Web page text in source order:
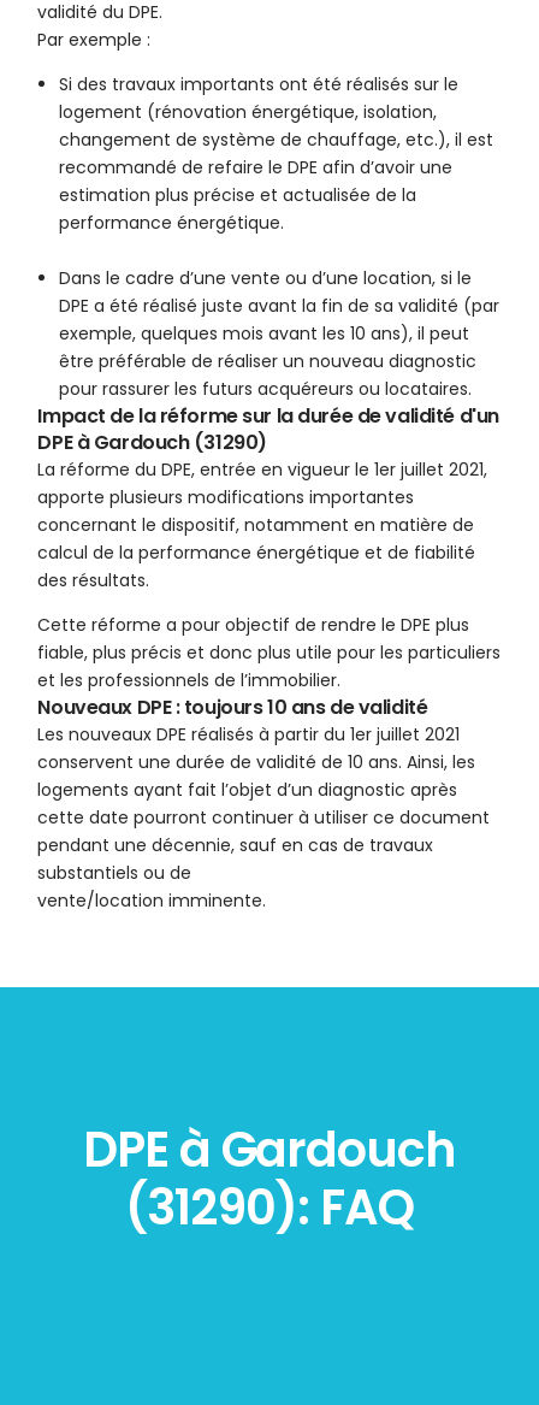
validité du DPE.
Par exemple :
Si des travaux importants ont été réalisés sur le
logement (rénovation énergétique, isolation,
changement de système de chauffage, etc.), il est
recommandé de refaire le DPE afin d’avoir une
estimation plus précise et actualisée de la
performance énergétique.
Dans le cadre d’une vente ou d’une location, si le
DPE a été réalisé juste avant la fin de sa validité (par
exemple, quelques mois avant les 10 ans), il peut
être préférable de réaliser un nouveau diagnostic
pour rassurer les futurs acquéreurs ou locataires.
Impact de la réforme sur la durée de validité d'un
DPE à Gardouch (31290)
La réforme du DPE, entrée en vigueur le 1er juillet 2021,
apporte plusieurs modifications importantes
concernant le dispositif, notamment en matière de
calcul de la performance énergétique et de fiabilité
des résultats.
Cette réforme a pour objectif de rendre le DPE plus
fiable, plus précis et donc plus utile pour les particuliers
et les professionnels de l’immobilier.
Nouveaux DPE : toujours 10 ans de validité
Les nouveaux DPE réalisés à partir du 1er juillet 2021
conservent une durée de validité de 10 ans. Ainsi, les
logements ayant fait l’objet d’un diagnostic après
cette date pourront continuer à utiliser ce document
pendant une décennie, sauf en cas de travaux
substantiels ou de
vente/location imminente.
DPE à Gardouch
(31290): FAQ